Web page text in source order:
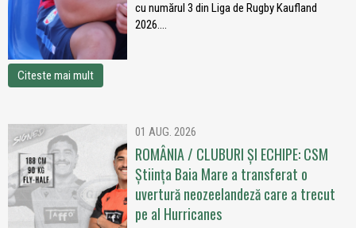
cu numărul 3 din Liga de Rugby Kaufland
2026....
Citeste mai mult
01 AUG. 2026
ROMÂNIA / CLUBURI ȘI ECHIPE: CSM
Știința Baia Mare a transferat o
uvertură neozeelandeză care a trecut
pe al Hurricanes